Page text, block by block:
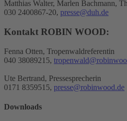
Matthias Walter, Marlen Bachmann,
030 2400867-20, presse@duh.de
Kontakt ROBIN WOOD:
Fenna Otten, Tropenwaldreferentin
040 38089215,
Ute Bertrand, Pressesprecherin
0171 8359515, presse@robinwood.de
Downloads